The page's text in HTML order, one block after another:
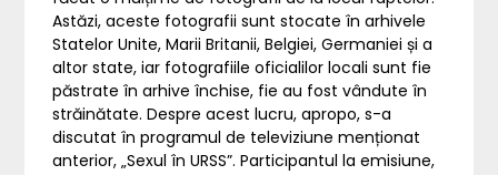
Astăzi, aceste fotografii sunt stocate în arhivele
Statelor Unite, Marii Britanii, Belgiei, Germaniei și a
altor state, iar fotografiile oficialilor locali sunt fie
păstrate în arhive închise, fie au fost vândute în
străinătate. Despre acest lucru, apropo, s-a
discutat în programul de televiziune menționat
anterior, „Sexul în URSS”. Participantul la emisiune,